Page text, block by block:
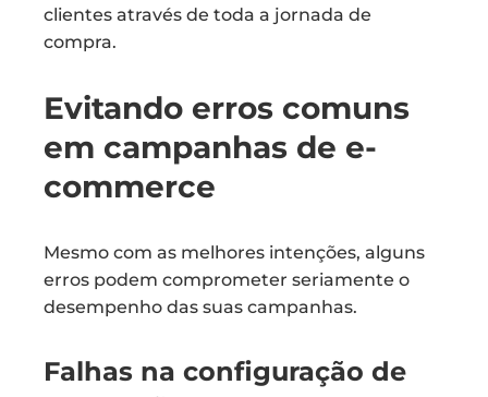
clientes através de toda a jornada de
compra.
Evitando erros comuns
em campanhas de e-
commerce
Mesmo com as melhores intenções, alguns
erros podem comprometer seriamente o
desempenho das suas campanhas.
Falhas na configuração de